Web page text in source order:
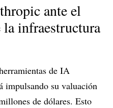
ante el
infraestructura
de IA
impulsando su valuación
de dólares. Esto